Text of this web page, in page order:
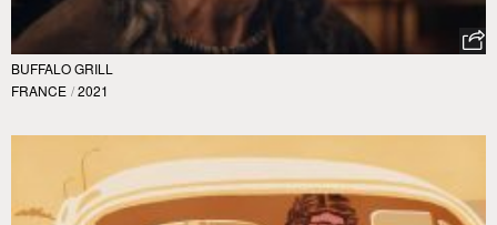
BUFFALO GRILL
FRANCE / 2021